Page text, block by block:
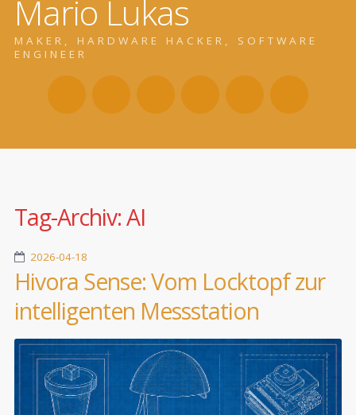
Mario Lukas
MAKER, HARDWARE HACKER, SOFTWARE
ENGINEER
Tag-Archiv:AI
2026-04-18
Hivora Sense: Vom Locktopf zur
intelligenten Messstation